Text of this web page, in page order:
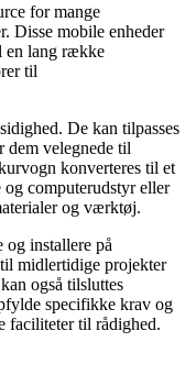
for mange
Disse mobile enheder
en lang række
til
De kan tilpasses
dem velegnede til
konverteres til et
computerudstyr eller
og værktøj.
og installere på
midlertidige projekter
også tilsluttes
specifikke krav og
faciliteter til rådighed.